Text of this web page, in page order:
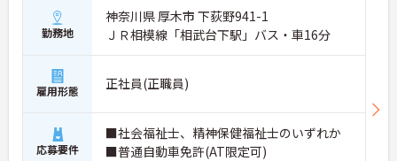
勤務地
神奈川県 厚木市 下荻野941-1
ＪＲ相模線「相武台下駅」バス・車16分
雇用形態 正社員(正職員)
応募要件
■社会福祉士、精神保健福祉士のいずれか
■普通自動車免許(AT限定可)